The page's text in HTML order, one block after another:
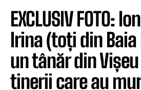
EXCLUSIV FOTO:
Irina (toți din
un tânăr din
tinerii care au